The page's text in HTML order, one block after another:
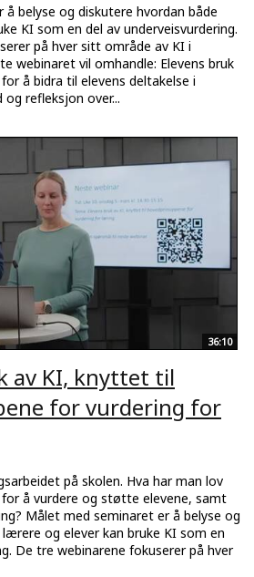
belyse og diskutere hvordan både
KI som en del av underveisvurdering.
på hver sitt område av KI i
webinaret vil omhandle: Elevens bruk
å bidra til elevens deltakelse i
refleksjon over...
36:10
av KI, knyttet til
for vurdering for
på skolen. Hva har man lov
å vurdere og støtte elevene, samt
Målet med seminaret er å belyse og
og elever kan bruke KI som en
De tre webinarene fokuserer på hver